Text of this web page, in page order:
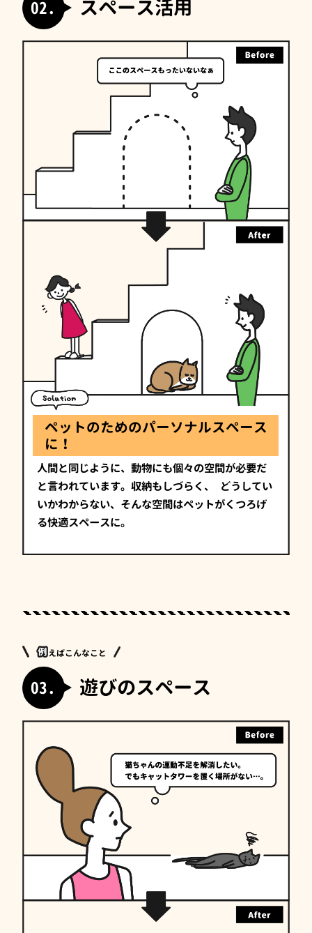
02. スペース活用
ペットのためのパーソナルスペース
に！
人間と同じように、動物にも個々の空間が必要だ
と言われています。収納もしづらく、
どうしてい
いかわからない、そんな空間はペットがくつろげ
る快適スペースに。
えばこんなこと
03. 遊びのスペース